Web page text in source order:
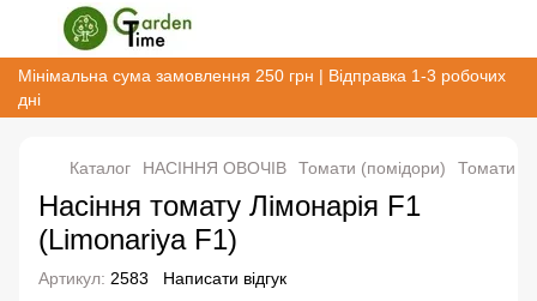
Мінімальна сума замовлення 250 грн | Відправка 1-3 робочих
дні
Каталог НАСІННЯ ОВОЧІВ Томати (помідори) Томати
Насіння томату Лімонарія F1
(Limonariya F1)
Артикул: 2583 Написати відгук